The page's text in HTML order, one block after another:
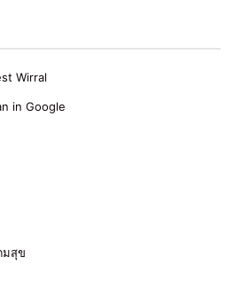
Wirral
in Google
มสุข